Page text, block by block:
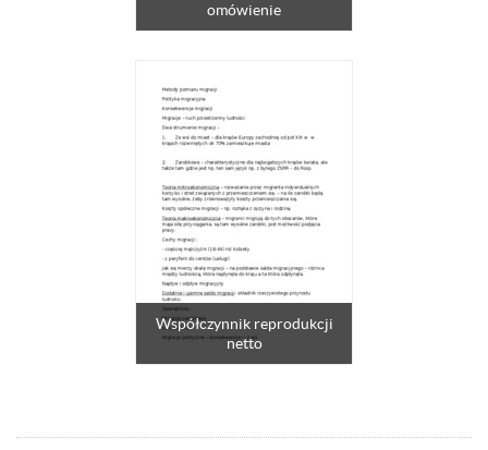
omówienie
Współczynnik reprodukcji
netto